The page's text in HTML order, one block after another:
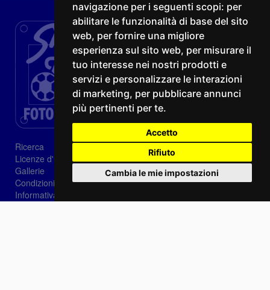
navigazione per i seguenti scopi: per
abilitare le funzionalità di base del sito
web, per fornire una migliore
esperienza sul sito web, per misurare il
tuo interesse nei nostri prodotti e
servizi e personalizzare le interazioni
di marketing, per pubblicare annunci
più pertinenti per te.
Accetto
Rifiuto
Cambia le mie impostazioni
Ricerca
Licenze d'utilizzo
Gallerie
Condizioni di vendita
Informativa sui Cookie